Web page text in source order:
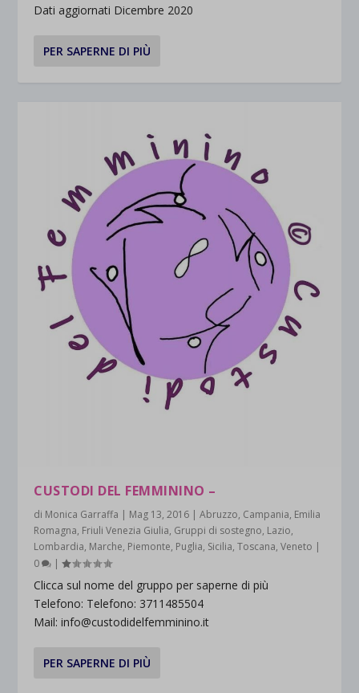
Dati aggiornati Dicembre 2020
PER SAPERNE DI PIÙ
CUSTODI DEL FEMMININO –
di Monica Garraffa | Mag 13, 2016 |Abruzzo, Campania, Emilia
Romagna, Friuli Venezia Giulia, Gruppi di sostegno, Lazio,
Lombardia, Marche, Piemonte, Puglia, Sicilia,Toscana,Veneto |
0
|
Clicca sul nome del gruppo per saperne di più
Telefono: Telefono: 3711485504
Mail: info@custodidelfemminino.it
PER SAPERNE DI PIÙ